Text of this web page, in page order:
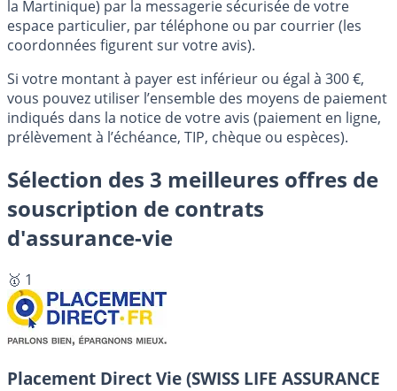
la Martinique) par la messagerie sécurisée de votre
espace particulier, par téléphone ou par courrier (les
coordonnées figurent sur votre avis).
Si votre montant à payer est inférieur ou égal à 300 €,
vous pouvez utiliser l’ensemble des moyens de paiement
indiqués dans la notice de votre avis (paiement en ligne,
prélèvement à l’échéance, TIP, chèque ou espèces).
Sélection des 3 meilleures offres de
souscription de contrats
d'assurance-vie
🥇 1
Placement Direct Vie (SWISS LIFE ASSURANCE